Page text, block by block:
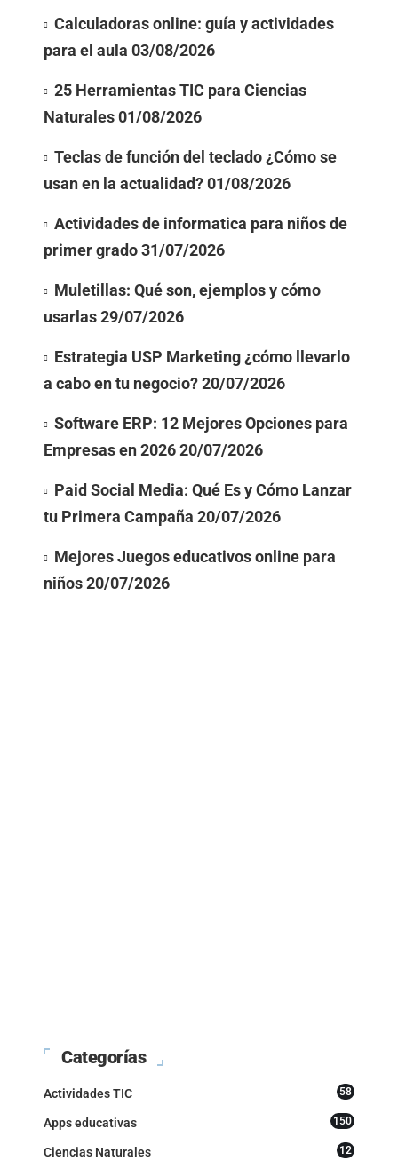
Calculadoras online: guía y actividades
para el aula 03/08/2026
25 Herramientas TIC para Ciencias
Naturales01/08/2026
Teclas de función del teclado ¿Cómo se
usan en la actualidad?01/08/2026
Actividades de informatica para niños de
primer grado31/07/2026
Muletillas: Qué son, ejemplos y cómo
usarlas29/07/2026
Estrategia USP Marketing ¿cómo llevarlo
a cabo en tu negocio?20/07/2026
Software ERP: 12 Mejores Opciones para
Empresas en 202620/07/2026
Paid Social Media: Qué Es y Cómo Lanzar
tu Primera Campaña 20/07/2026
Mejores Juegos educativos online para
niños20/07/2026
Categorías
Actividades TIC 58
Apps educativas 150
Ciencias Naturales 12